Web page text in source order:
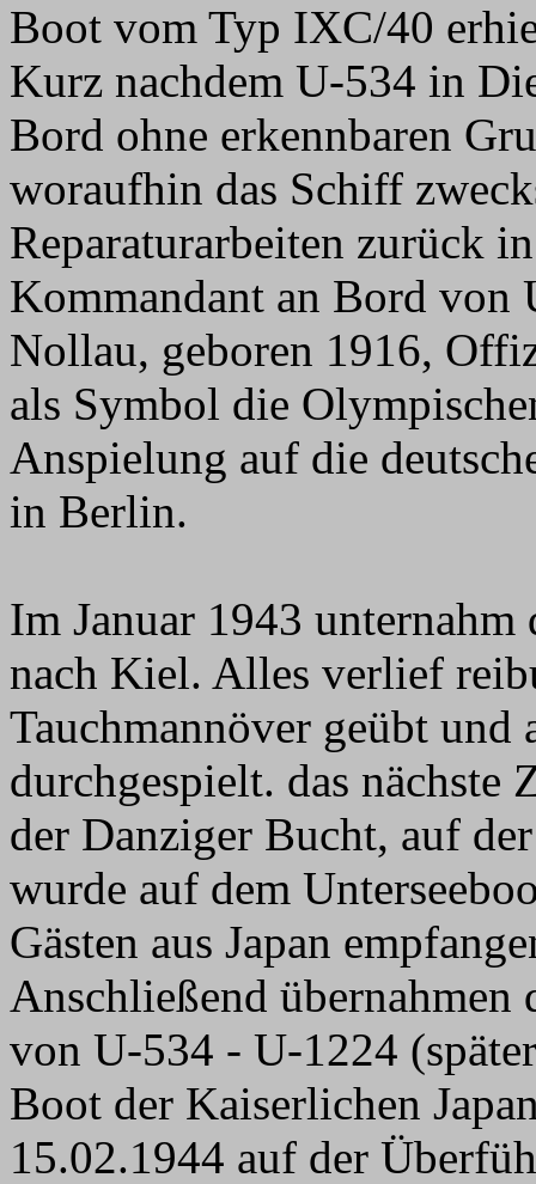
Boot vom Typ IXC/40
Kurz nachdem U-534 in
Bord ohne erkennbaren
woraufhin das Schiff
Reparaturarbeiten zurück
Kommandant an Bord
Nollau, geboren 1916,
als Symbol die
Anspielung auf die
in Berlin.
Im Januar 1943
nach Kiel. Alles verlief
Tauchmannöver geübt und
durchgespielt. das nächste
der Danziger Bucht, auf
wurde auf dem
Gästen aus Japan
Anschließend übernahmen
von U-534 - U-1224
Boot der Kaiserlichen
15.02.1944 auf der